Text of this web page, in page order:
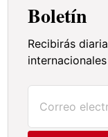
Boletín
Recibirás